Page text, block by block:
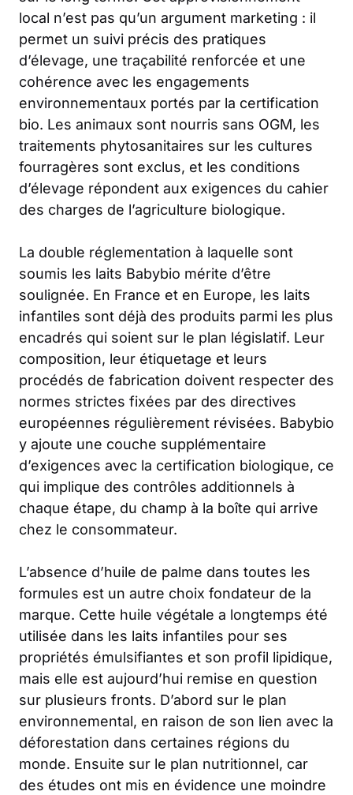
local n’est pas qu’un argument marketing : il
permet un suivi précis des pratiques
d’élevage, une traçabilité renforcée et une
cohérence avec les engagements
environnementaux portés par la certification
bio. Les animaux sont nourris sans OGM, les
traitements phytosanitaires sur les cultures
fourragères sont exclus, et les conditions
d’élevage répondent aux exigences du cahier
des charges de l’agriculture biologique.
La double réglementation à laquelle sont
soumis les laits Babybio mérite d’être
soulignée. En France et en Europe, les laits
infantiles sont déjà des produits parmi les plus
encadrés qui soient sur le plan législatif. Leur
composition, leur étiquetage et leurs
procédés de fabrication doivent respecter des
normes strictes fixées par des directives
européennes régulièrement révisées. Babybio
y ajoute une couche supplémentaire
d’exigences avec la certification biologique, ce
qui implique des contrôles additionnels à
chaque étape, du champ à la boîte qui arrive
chez le consommateur.
L’absence d’huile de palme dans toutes les
formules est un autre choix fondateur de la
marque. Cette huile végétale a longtemps été
utilisée dans les laits infantiles pour ses
propriétés émulsifiantes et son profil lipidique,
mais elle est aujourd’hui remise en question
sur plusieurs fronts. D’abord sur le plan
environnemental, en raison de son lien avec la
déforestation dans certaines régions du
monde. Ensuite sur le plan nutritionnel, car
des études ont mis en évidence une moindre